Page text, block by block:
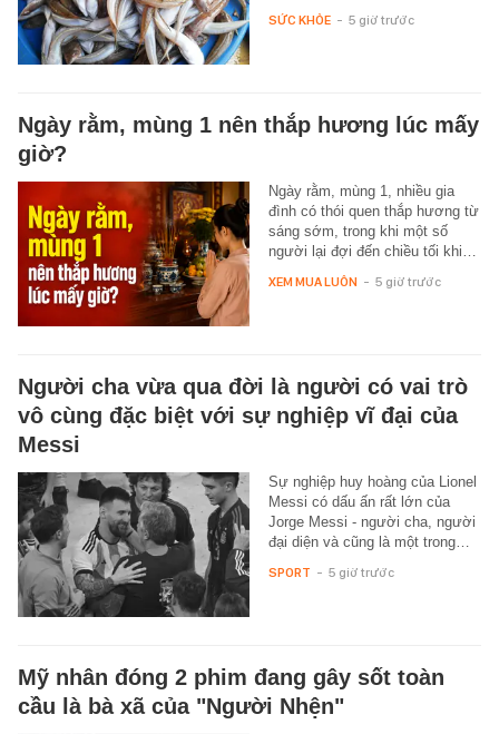
SỨC KHỎE - 5 giờ trước
Ngày rằm, mùng 1 nên thắp hương lúc mấy
giờ?
Ngày rằm, mùng 1, nhiều gia
đình có thói quen thắp hương từ
sáng sớm, trong khi một số
người lại đợi đến chiều tối khi…
XEM MUA LUÔN - 5 giờ trước
Người cha vừa qua đời là người có vai trò
vô cùng đặc biệt với sự nghiệp vĩ đại của
Messi
Sự nghiệp huy hoàng của Lionel
Messi có dấu ấn rất lớn của
Jorge Messi - người cha, người
đại diện và cũng là một trong…
SPORT - 5 giờ trước
Mỹ nhân đóng 2 phim đang gây sốt toàn
cầu là bà xã của "Người Nhện"